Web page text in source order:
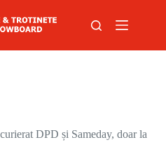
DPD și Sameday, doar la